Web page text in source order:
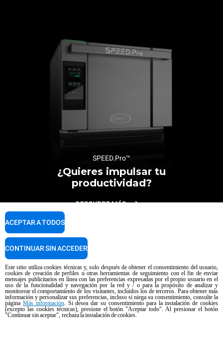
SPEED.Pro™
¿Quieres impulsar tu
productividad?
DESCUBRE MÁS
Newsletter
Este sitio utiliza cookies técnicas y, solo después de obtener el consentimiento del usuario,
cookies de creación de perfiles u otras herramientas de seguimiento con el fin de enviar
mensajes publicitarios en línea con las preferencias expresadas por el propio usuario en el
uso de la funcionalidad y navegación por la red y / o para la propósito de analizar y
monitorear el comportamiento de los visitantes, incluidos los de terceros. Para obtener más
información y personalizar sus preferencias, incluso si niega su consentimiento, consulte la
página Más información. Si desea dar su consentimiento para la instalación de cookies
(excepto las cookies técnicas), presione el botón "Aceptar todo". Al presionar el botón
"Continuar sin aceptar", rechaza la instalación de cookies.
ACEPTAR A TODOS
CONTINUAR SIN ACCEDER